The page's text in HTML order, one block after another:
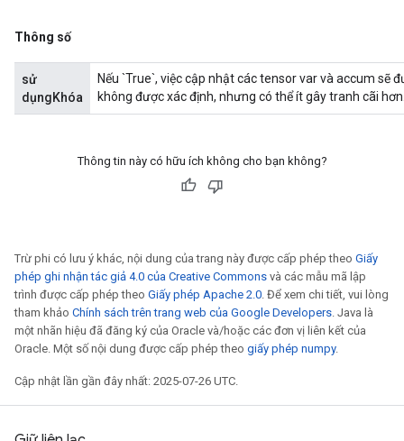
Thông số
sử
dụngKhóa
Nếu `True`, việc cập nhật các tensor var và accum sẽ
không được xác định, nhưng có thể ít gây tranh cãi
Thông tin này có hữu ích không cho bạn không?
Trừ phi có lưu ý khác, nội dung của trang này được cấp phép theo Giấy
phép ghi nhận tác giả 4.0 của Creative Commons và các mẫu mã lập
trình được cấp phép theo Giấy phép Apache 2.0. Để xem chi tiết, vui lòng
tham khảo Chính sách trên trang web của Google Developers. Java là
một nhãn hiệu đã đăng ký của Oracle và/hoặc các đơn vị liên kết của
Oracle. Một số nội dung được cấp phép theo giấy phép numpy.
Cập nhật lần gần đây nhất: 2025-07-26 UTC.